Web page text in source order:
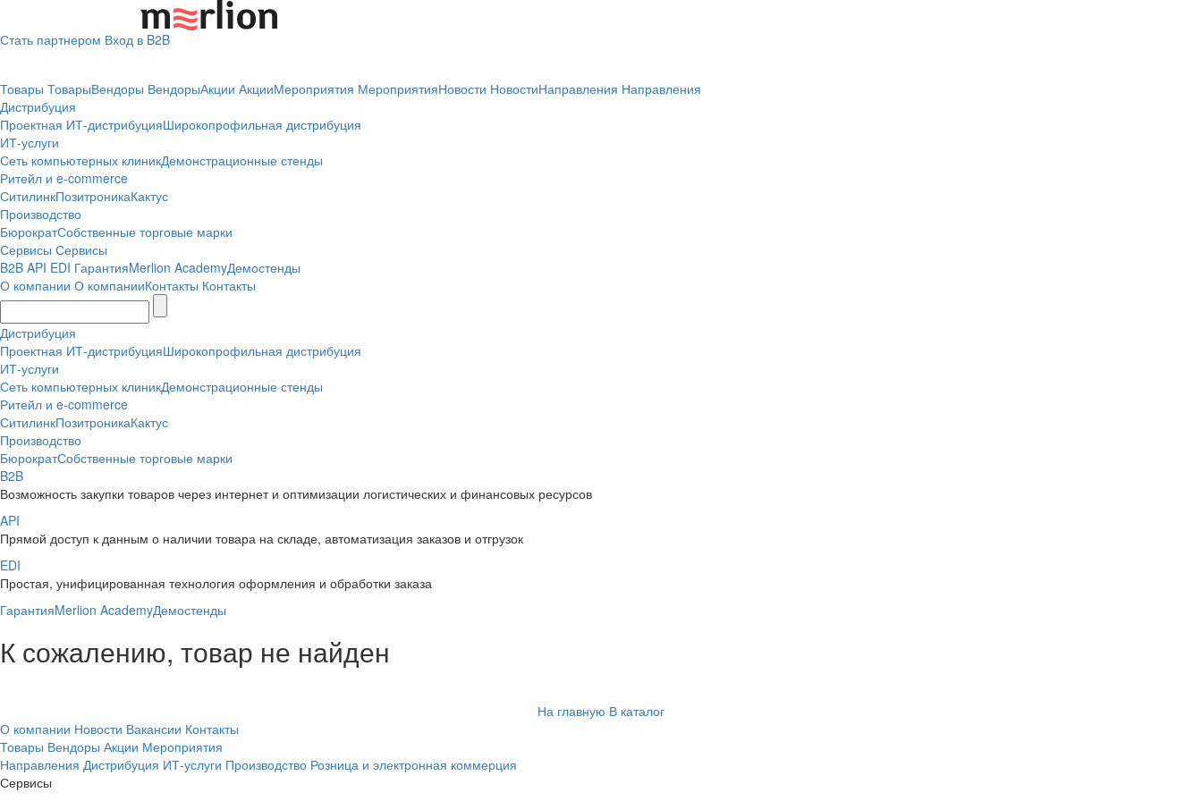
Стать партнером Вход в B2B
Товары ТоварыВендоры ВендорыАкции АкцииМероприятия МероприятияНовости НовостиНаправления Направления
Дистрибуция
Проектная ИТ-дистрибуцияШирокопрофильная дистрибуция
ИТ-услуги
Сеть компьютерных клиникДемонстрационные стенды
Ритейл и e-commerce
СитилинкПозитроникаКактус
Производство
БюрократСобственные торговые марки
Сервисы Сервисы
B2B API EDI ГарантияMerlion AcademyДемостенды
О компании О компанииКонтакты Контакты
Дистрибуция
Проектная ИТ-дистрибуцияШирокопрофильная дистрибуция
ИТ-услуги
Сеть компьютерных клиникДемонстрационные стенды
Ритейл и e-commerce
СитилинкПозитроникаКактус
Производство
БюрократСобственные торговые марки
B2B
Возможность закупки товаров через интернет и оптимизации логистических и финансовых ресурсов
API
Прямой доступ к данным о наличии товара на складе, автоматизация заказов и отгрузок
EDI
Простая, унифицированная технология оформления и обработки заказа
ГарантияMerlion AcademyДемостенды
К сожалению, товар не найден
На главную В каталог
О компании Новости Вакансии Контакты
Товары Вендоры Акции Мероприятия
Направления Дистрибуция ИТ-услуги Производство Розница и электронная коммерция
Сервисы